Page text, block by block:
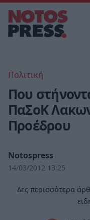
Πολιτική
Που
ΠαΣοΚ
Προέδρου
Notospress
14/03/2012 13:25
Δες περισσότερα